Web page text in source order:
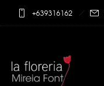
+639316162